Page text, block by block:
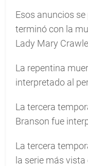
Esos anuncios
terminó con la
Lady Mary
La repentina
interpretado al
La tercera
Branson fue
La tercera
la serie más